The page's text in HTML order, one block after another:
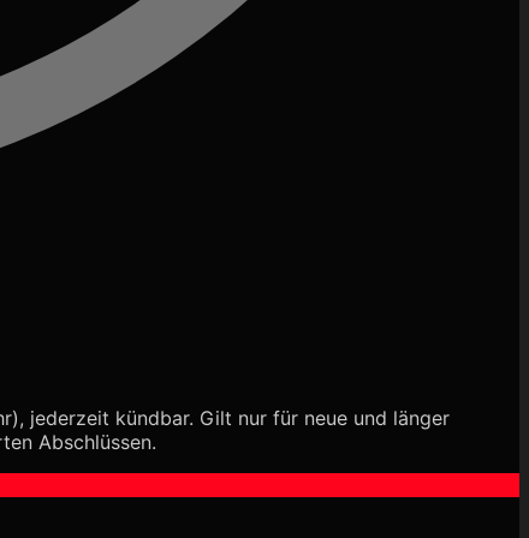
jederzeit kündbar. Gilt nur für neue und länger
Abschlüssen.